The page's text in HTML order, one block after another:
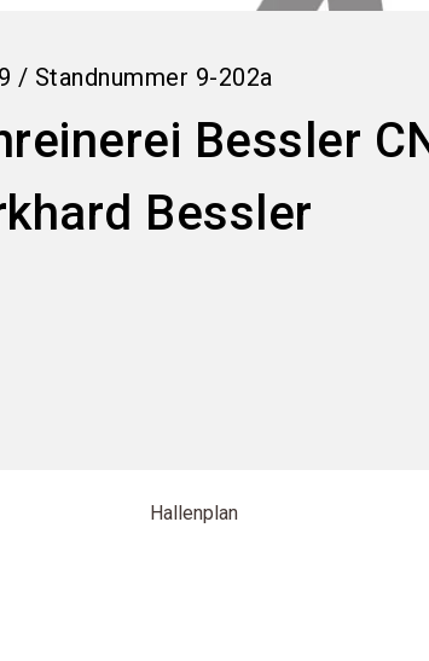
9 / Standnummer 9-202a
Bessler
Bessler
Hallenplan